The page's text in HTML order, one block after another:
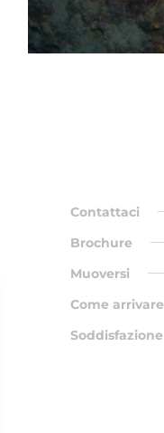
Contattaci
Brochure
Muoversi
Come arrivare
Soddisfazione